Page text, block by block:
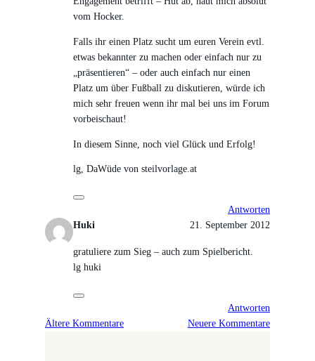
vom Hocker.
Falls ihr einen Platz sucht um euren Verein evtl.
etwas bekannter zu machen oder einfach nur zu
„präsentieren“ – oder auch einfach nur einen
Platz um über Fußball zu diskutieren, würde ich
mich sehr freuen wenn ihr mal bei uns im Forum
vorbeischaut!
In diesem Sinne, noch viel Glück und Erfolg!
lg, DaWüde von steilvorlage.at
Antworten
Huki
21. September 2012
gratuliere zum Sieg – auch zum Spielbericht.
lg huki
Antworten
Ältere Kommentare
Neuere Kommentare